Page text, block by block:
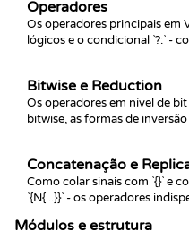
Operadores
Os operadores principais em
lógicos e o condicional `?:` -
Bitwise e Reduction
Os operadores em nível de
bitwise, as formas de
Concatenação e
Como colar sinais com `{}` e
`{N{...}}` - os operadores
Módulos e estrutura